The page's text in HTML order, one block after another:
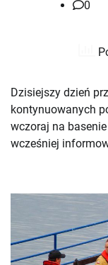
0
Dzisiejszy dzień
kontynuowanych
wczoraj na
wcześniej